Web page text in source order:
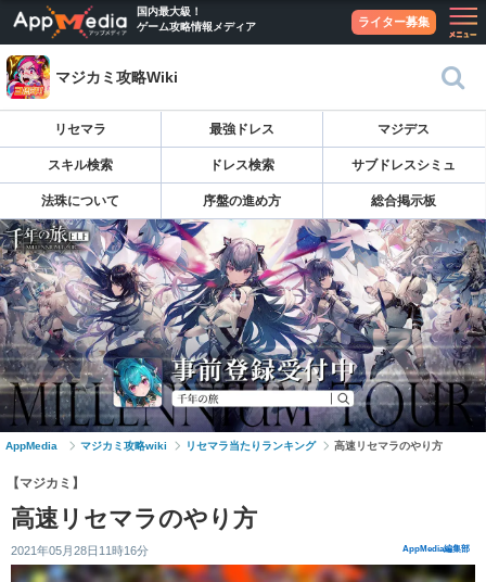
国内最大級！
ゲーム攻略情報メディア
ライター募集
マジカミ攻略Wiki
リセマラ 最強ドレス マジデス
スキル検索 ドレス検索 サブドレスシミュ
法珠について 序盤の進め方 総合掲示板
AppMedia マジカミ攻略wiki リセマラ当たりランキング 高速リセマラのやり方
【マジカミ】
高速リセマラのやり方
2021年05月28日11時16分 AppMedia編集部